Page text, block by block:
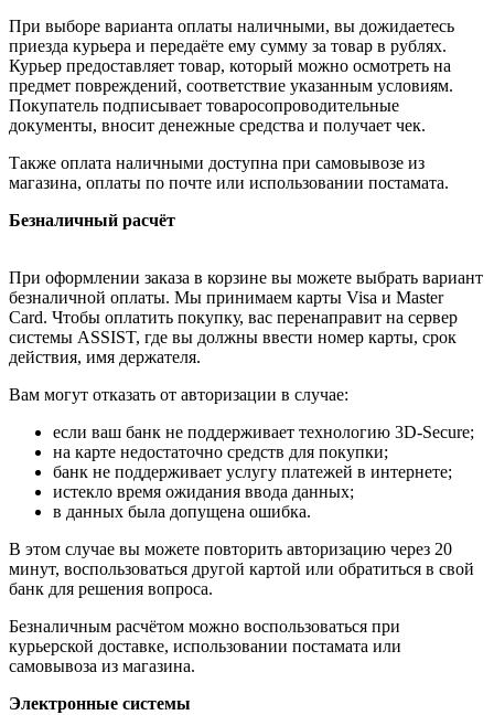
При выборе варианта оплаты наличными, вы дожидаетесь
приезда курьера и передаёте ему сумму за товар в рублях.
Курьер предоставляет товар, который можно осмотреть на
предмет повреждений, соответствие указанным условиям.
Покупатель подписывает товаросопроводительные
документы, вносит денежные средства и получает чек.
Также оплата наличными доступна при самовывозе из
магазина, оплаты по почте или использовании постамата.
Безналичный расчёт
При оформлении заказа в корзине вы можете выбрать вариант
безналичной оплаты. Мы принимаем карты Visa и Master
Card. Чтобы оплатить покупку, вас перенаправит на сервер
системы ASSIST, где вы должны ввести номер карты, срок
действия, имя держателя.
Вам могут отказать от авторизации в случае:
если ваш банк не поддерживает технологию 3D-Secure;
на карте недостаточно средств для покупки;
банк не поддерживает услугу платежей в интернете;
истекло время ожидания ввода данных;
в данных была допущена ошибка.
В этом случае вы можете повторить авторизацию через 20
минут, воспользоваться другой картой или обратиться в свой
банк для решения вопроса.
Безналичным расчётом можно воспользоваться при
курьерской доставке, использовании постамата или
самовывоза из магазина.
Электронные системы